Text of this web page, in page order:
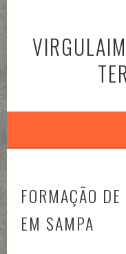
o
conteúdo
FORMAÇÃO
EM SAMPA